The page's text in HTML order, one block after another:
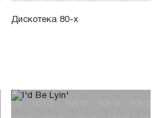
Дискотека 80-х